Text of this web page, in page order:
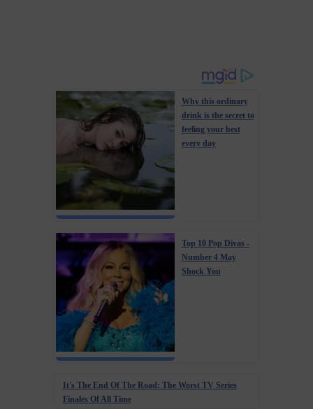
Why this ordinary
drink is the secret to
feeling your best
every day
Top 10 Pop Divas -
Number 4 May
Shock You
It's The End Of The Road: The Worst TV Series
Finales Of All Time